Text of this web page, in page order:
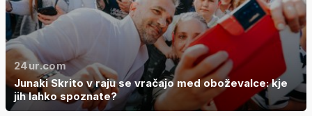
24ur.com
Junaki Skrito v raju se vračajo med oboževalce: kje
jih lahko spoznate?